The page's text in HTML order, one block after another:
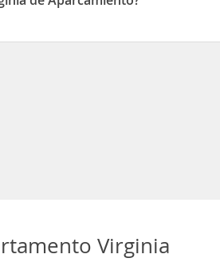
Virginia